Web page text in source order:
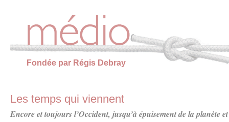
Fondée par Régis Debray
Les temps qui viennent
Encore et toujoursl’Occident, jusqu’à épuisement de la planète